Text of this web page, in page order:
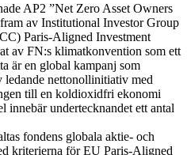
AP2 ”Net Zero Asset Owners
av Institutional Investor Group
Paris-Aligned Investment
av FN:s klimatkonvention som ett
är en global kampanj som
nettonollinitiativ med
till en koldioxidfri ekonomi
innebär undertecknandet ett antal
fondens globala aktie- och
kriterierna för EU Paris-Aligned